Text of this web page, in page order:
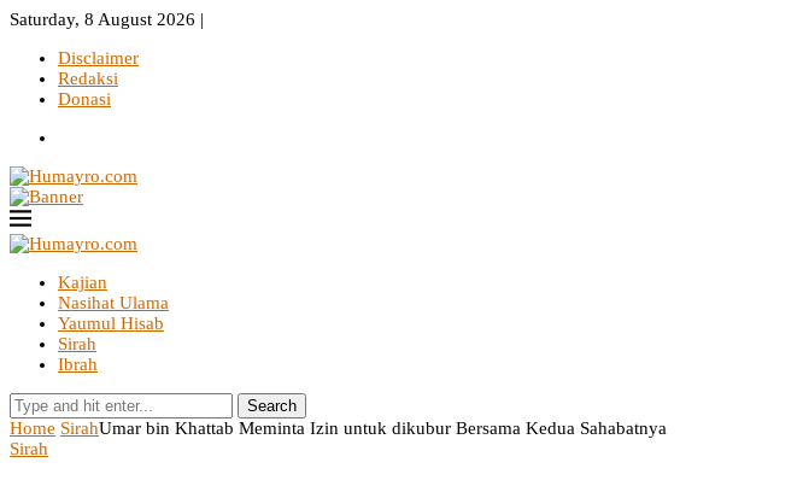
Saturday, 8 August 2026 |
Disclaimer
Redaksi
Donasi
Kajian
Nasihat Ulama
Yaumul Hisab
Sirah
Ibrah
Search
Home SirahUmar bin Khattab Meminta Izin untuk dikubur Bersama Kedua Sahabatnya
Sirah